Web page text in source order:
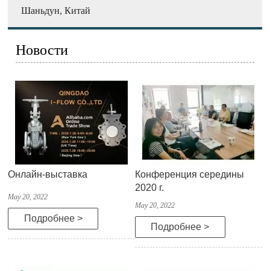
Шаньдун, Китай
Новости
Онлайн-выставка
May 20, 2022
Подробнее >
Конференция середины
2020 г.
May 20, 2022
Подробнее >